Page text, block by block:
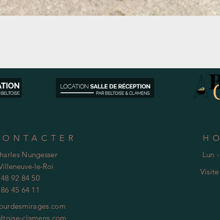
Nungesser
le-Roi
92 84 50
45 64 11
clamens.com
Lun
Visite